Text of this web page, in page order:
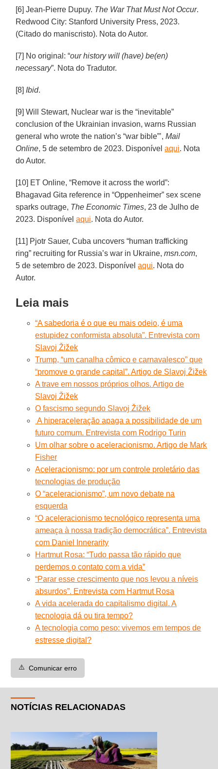
[6] Jean-Pierre Dupuy. The War That Must Not Occur.
Redwood City: Stanford University Press, 2023.
(Citado do maniscristo). Nota do Autor.
[7] No original: “our history will (have) be(en)
necessary”. Nota do Tradutor.
[8] Ibid.
[9] Will Stewart, Nuclear war is the “inevitable”
conclusion of the Ukrainian invasion, warns Russian
general who wrote the nation’s “war bible”’,Mail
Online, 5 de setembro de 2023. Disponívelaqui. Nota
do Autor.
[10] ET Online, “Remove it across the world”:
Bhagavad Gita reference in “Oppenheimer” sex scene
sparks outrage, The Economic Times, 23 de Julho de
2023. Disponívelaqui. Nota do Autor.
[11] Pjotr Sauer, Cuba uncovers “human trafficking
ring” recruiting for Russia’s war in Ukraine,msn.com,
5 de setembro de 2023. Disponívelaqui. Nota do
Autor.
Leia mais
“A sabedoria é o que eu mais odeio, é uma
estupidez conformista absoluta”. Entrevista com
Slavoj Žižek
Trump, “um canalha cômico e carnavalesco” que
“promove o grande capital”. Artigo de Slavoj Žižek
A trave em nossos próprios olhos. Artigo de
Slavoj Žižek
O fascismo segundo Slavoj Žižek
A hiperaceleração apaga a possibilidade de um
futuro comum. Entrevista com Rodrigo Turin
Um olhar sobre o aceleracionismo. Artigo de Mark
Fisher
Aceleracionismo: por um controle proletário das
tecnologias de produção
O “aceleracionismo”, um novo debate na
esquerda
“O aceleracionismo tecnológico representa uma
ameaça à nossa tradição democrática”. Entrevista
com Daniel Innerarity
Hartmut Rosa: “Tudo passa tão rápido que
perdemos o contato com a vida”
“Parar esse crescimento que nos levou a níveis
absurdos”. Entrevista com Hartmut Rosa
A vida acelerada do capitalismo digital. A
tecnologia dá ou tira tempo?
A tecnologia como peso: vivemos em tempos de
estresse digital?
⚠️ Comunicar erro
NOTÍCIAS RELACIONADAS